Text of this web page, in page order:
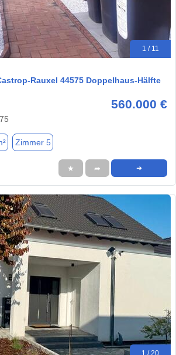
1 / 11
Rauxel 44575 Doppelhaus-Hälfte
560.000 €
Zimmer 5
★ ➦ ➜
1 / 20